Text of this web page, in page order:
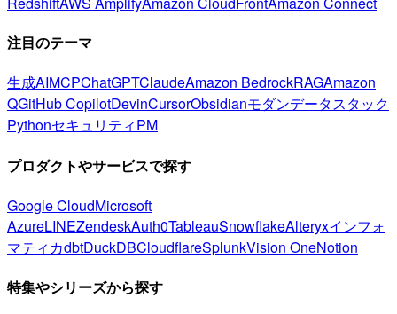
注目のテーマ
生成AIMCPChatGPTClaudeAmazon BedrockRAGAmazon
QGitHub CopilotDevinCursorObsidianモダンデータスタック
PythonセキュリティPM
プロダクトやサービスで探す
Google CloudMicrosoft
AzureLINEZendeskAuth0TableauSnowflakeAlteryxインフォ
マティカdbtDuckDBCloudflareSplunkVision OneNotion
特集やシリーズから探す